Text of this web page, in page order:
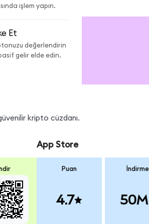
işlem yapın.
Et
değerlendirin
gelir elde edin.
üzerinde
kripto cüzdanı.
App Store
Puan
4.7
İndirme